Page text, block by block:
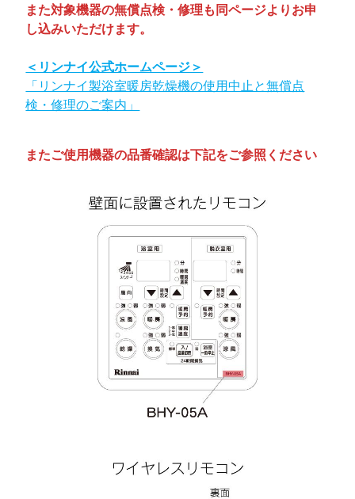
また対象機器の無償点検・修理も同ページよりお申
し込みいただけます。
＜リンナイ公式ホームページ＞
「リンナイ製浴室暖房乾燥機の使用中止と無償点
検・修理のご案内」
またご使用機器の品番確認は下記をご参照ください